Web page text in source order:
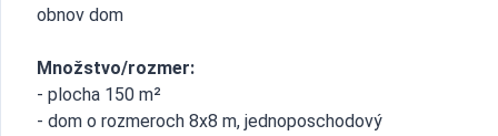
obnov dom
Množstvo/rozmer:
- plocha 150 m²
- dom o rozmeroch 8x8 m, jednoposchodový